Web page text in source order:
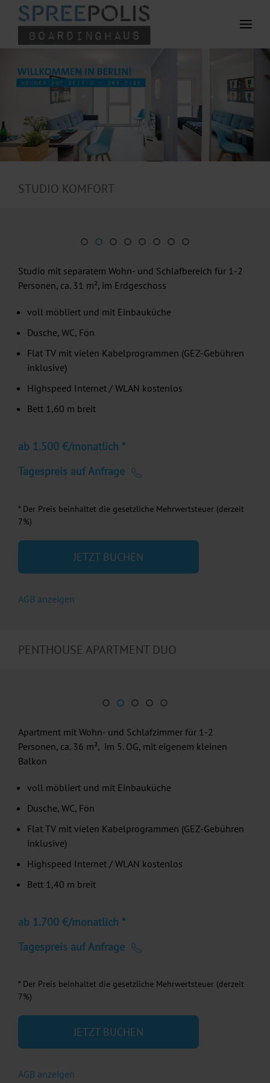
Zum Hauptinhalt springen
STUDIO KOMFORT
Studio mit separatem Wohn- und Schlafbereich für 1-2
Personen, ca. 31 m², im Erdgeschoss
voll möbliert und mit Einbauküche
Dusche, WC, Fön
Flat TV mit vielen Kabelprogrammen (GEZ-Gebühren
inklusive)
Highspeed Internet / WLAN kostenlos
Bett 1,60 m breit
ab 1.500 €/monatlich *
Tagespreis auf Anfrage
* Der Preis beinhaltet die gesetzliche Mehrwertsteuer (derzeit
7%)
JETZT BUCHEN
AGB anzeigen
PENTHOUSE APARTMENT DUO
Apartment mit Wohn- und Schlafzimmer für 1-2
Personen, ca. 36 m², im 5. OG, mit eigenem kleinen
Balkon
voll möbliert und mit Einbauküche
Dusche, WC, Fön
Flat TV mit vielen Kabelprogrammen (GEZ-Gebühren
inklusive)
Highspeed Internet / WLAN kostenlos
Bett 1,40 m breit
ab 1.700 €/monatlich *
Tagespreis auf Anfrage
* Der Preis beinhaltet die gesetzliche Mehrwertsteuer (derzeit
7%)
JETZT BUCHEN
AGB anzeigen